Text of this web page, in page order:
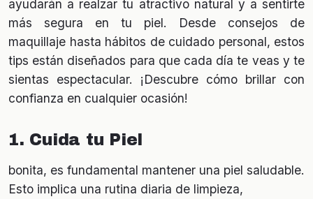
ayudarán a realzar tu atractivo natural y a sentirte
más segura en tu piel. Desde consejos de
maquillaje hasta hábitos de cuidado personal, estos
tips están diseñados para que cada día te veas y te
sientas espectacular. ¡Descubre cómo brillar con
confianza en cualquier ocasión!
1. Cuida tu Piel
bonita, es fundamental mantener una piel saludable.
Esto implica una rutina diaria de limpieza,